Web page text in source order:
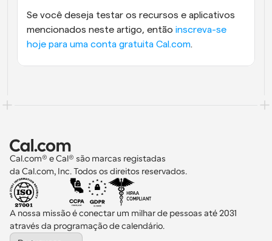
Se você deseja testar os recursos e aplicativos
mencionados neste artigo, então inscreva-se
hoje para uma conta gratuita Cal.com.
Cal.com® e Cal® são marcas registadas
da Cal.com, Inc. Todos os direitos reservados.
A nossa missão é conectar um milhar de pessoas até 2031
através da programação de calendário.
Select Language